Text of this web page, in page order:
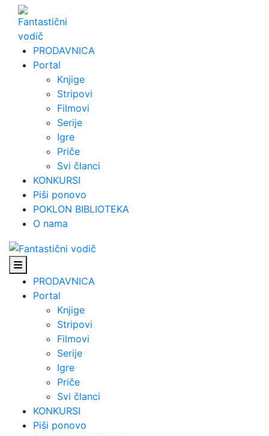
Skip
content
PRODAVNICA
Portal
Knjige
Stripovi
Filmovi
Serije
Igre
Priče
Svi članci
KONKURSI
Piši ponovo
POKLON BIBLIOTEKA
O nama
PRODAVNICA
Portal
Knjige
Stripovi
Filmovi
Serije
Igre
Priče
Svi članci
KONKURSI
Piši ponovo